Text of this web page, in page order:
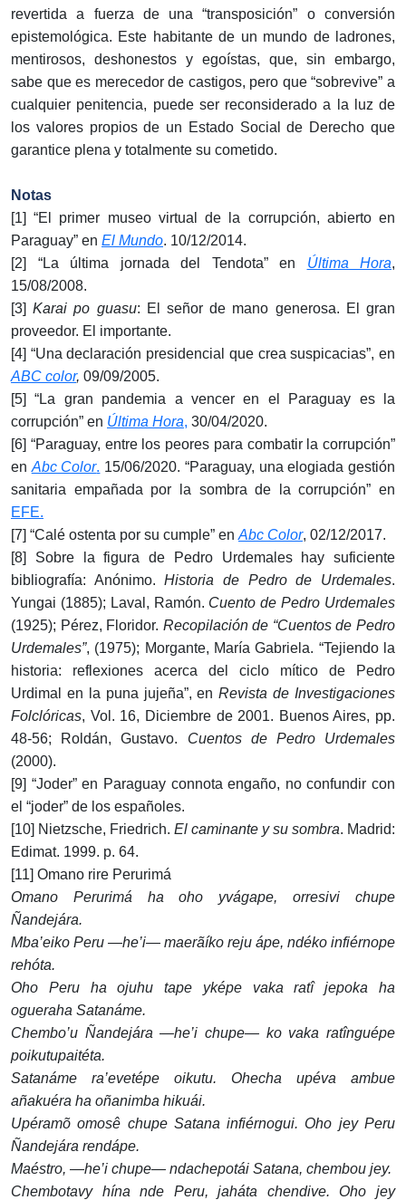
revertida a fuerza de una “transposición” o conversión
epistemológica. Este habitante de un mundo de ladrones,
mentirosos, deshonestos y egoístas, que, sin embargo,
sabe que es merecedor de castigos, pero que “sobrevive” a
cualquier penitencia, puede ser reconsiderado a la luz de
los valores propios de un Estado Social de Derecho que
garantice plena y totalmente su cometido.
Notas
[1] “El primer museo virtual de la corrupción, abierto en
Paraguay” en El Mundo. 10/12/2014.
[2] “La última jornada del Tendota” en Última Hora,
15/08/2008.
[3]Karai po guasu: El señor de mano generosa. El gran
proveedor. El importante.
[4] “Una declaración presidencial que crea suspicacias”, en
ABC color, 09/09/2005.
[5] “La gran pandemia a vencer en el Paraguay es la
corrupción” en Última Hora, 30/04/2020.
[6] “Paraguay, entre los peores para combatir la corrupción”
en Abc Color. 15/06/2020. “Paraguay, una elogiada gestión
sanitaria empañada por la sombra de la corrupción” en
EFE.
[7] “Calé ostenta por su cumple” en Abc Color, 02/12/2017.
[8] Sobre la figura de Pedro Urdemales hay suficiente
bibliografía: Anónimo.Historia de Pedro de Urdemales.
Yungai (1885); Laval, Ramón. Cuento de Pedro Urdemales
(1925); Pérez, Floridor. Recopilación de “Cuentos de Pedro
Urdemales”, (1975); Morgante, María Gabriela. “Tejiendo la
historia: reflexiones acerca del ciclo mítico de Pedro
Urdimal en la puna jujeña”, enRevista de Investigaciones
Folclóricas, Vol. 16, Diciembre de 2001. Buenos Aires, pp.
48-56; Roldán, Gustavo. Cuentos de Pedro Urdemales
(2000).
[9] “Joder” en Paraguay connota engaño, no confundir con
el “joder” de los españoles.
[10] Nietzsche, Friedrich. El caminante y su sombra. Madrid:
Edimat. 1999. p. 64.
[11] Omano rire Perurimá
Omano Perurimá ha oho yvágape, orresivi chupe
Ñandejára.
Mba’eiko Peru —he’i— maerãíko reju ápe, ndéko infiérnope
rehóta.
Oho Peru ha ojuhu tape yképe vaka ratî jepoka ha
ogueraha Satanáme.
Chembo’u Ñandejára —he’i chupe— ko vaka ratînguépe
poikutupaitéta.
Satanáme ra’evetépe oikutu. Ohecha upéva ambue
añakuéra ha oñanimba hikuái.
Upéramõ omosê chupe Satana infiérnogui. Oho jey Peru
Ñandejára rendápe.
Maéstro, —he’i chupe— ndachepotái Satana, chembou jey.
Chembotavy hína nde Peru, jaháta chendive. Oho jey